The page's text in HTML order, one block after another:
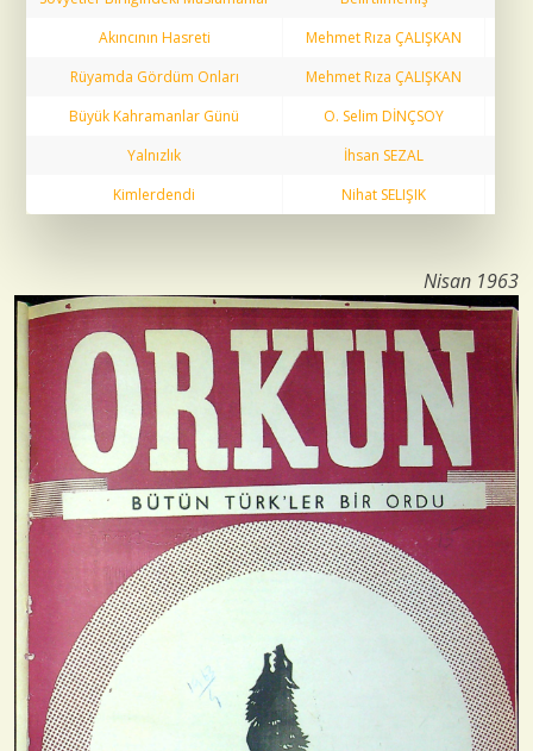
Akıncının Hasreti
Mehmet Rıza ÇALIŞKAN
Rüyamda Gördüm Onları
Mehmet Rıza ÇALIŞKAN
Büyük Kahramanlar Günü
O. Selim DİNÇSOY
Yalnızlık
İhsan SEZAL
Kimlerdendi
Nihat SELIŞIK
Nisan 1963